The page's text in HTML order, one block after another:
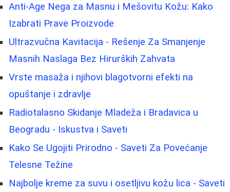
Anti-Age Nega za Masnu i Mešovitu Kožu: Kako
Izabrati Prave Proizvode
Ultrazvučna Kavitacija - Rešenje Za Smanjenje
Masnih Naslaga Bez Hirurških Zahvata
Vrste masaža i njihovi blagotvorni efekti na
opuštanje i zdravlje
Radiotalasno Skidanje Mladeža i Bradavica u
Beogradu - Iskustva i Saveti
Kako Se Ugojiti Prirodno - Saveti Za Povećanje
Telesne Težine
Najbolje kreme za suvu i osetljivu kožu lica - Saveti